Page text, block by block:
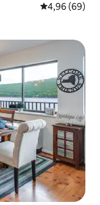
Gemiddelde
4,96 (69)